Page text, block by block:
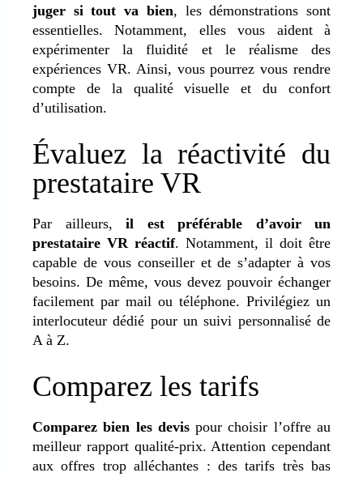
juger si tout va bien, les démonstrations sont
essentielles. Notamment, elles vous aident à
expérimenter la fluidité et le réalisme des
expériences VR. Ainsi, vous pourrez vous rendre
compte de la qualité visuelle et du confort
d’utilisation.
Évaluez la réactivité du
prestataire VR
Par ailleurs, il est préférable d’avoir un
prestataire VR réactif. Notamment, il doit être
capable de vous conseiller et de s’adapter à vos
besoins. De même, vous devez pouvoir échanger
facilement par mail ou téléphone. Privilégiez un
interlocuteur dédié pour un suivi personnalisé de
A à Z.
Comparez les tarifs
Comparez bien les devispour choisir l’offre au
meilleur rapport qualité-prix. Attention cependant
aux offres trop alléchantes : des tarifs très bas